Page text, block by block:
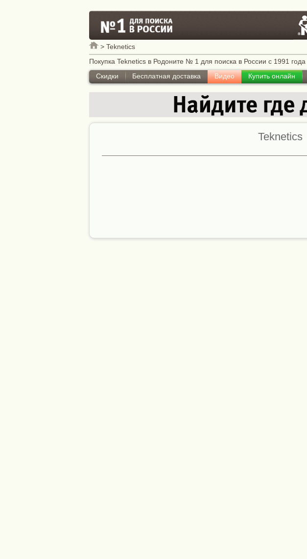
> Teknetics
Покупка Teknetics в Родоните № 1 для поиска в России с 1991 года
Скидки
Бесплатная доставка Видео Купить онлайн
Teknetics